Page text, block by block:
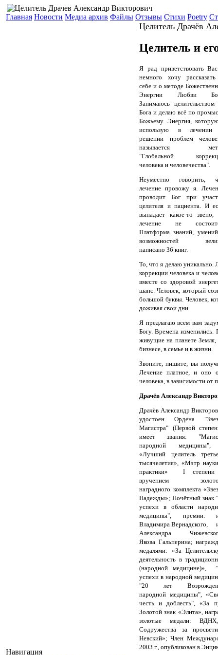
Главная Новости Медиа архив Файлы Отзывы Стихи Poetry
Навигация
Целитель Драчёв
Целитель и
Я рад приветствовать
немного хочу
себе и о методе
Энергии Любви
Занимаюсь целительством
Бога и делаю всё по
Божьему. Энергия,
использую в
решении проблем
называется
"Глобальной
человека и человечества".
Неуместно говорить,
лечение провожу я.
проводит Бог при
целителя и пациента. И
выпадает какое-то звено,
лечение не
Платформа знаний,
возможностей
написано 36 книг.
То, что я делаю
коррекции человека и
вместе со здоровой
шанс. Человек, который
большой буквы. Человек,
доживая свои дни.
Я предлагаю всем вам
Богу. Времена
живущие на планете
бизнесе, в семье и в жизни.
Звоните, пишите, вы
Лечение платное, и оно
человека, в зависимости от
Драчёв Александр
Драчёв Александр
удостоен Ордена
Магистра" (Первой
имеет звания:
народной
«Лучший целитель
тысячелетия», «Мэтр
практики» I
вручением
наградного комплекта
Надежды»; Почётный знак
успехи в области
медицины"; премии:
Владимира Вернадского,
Александра
Якова Гальперина;
медалями: «За
деятельность в
(народной медицине)»,
успехи в народной
"20 лет
народной медицины",
честь и доблесть", «За
Золотой знак «Элита»,
золотые медали:
Содружества за
Невский»; Член
2003 г., опубликован в